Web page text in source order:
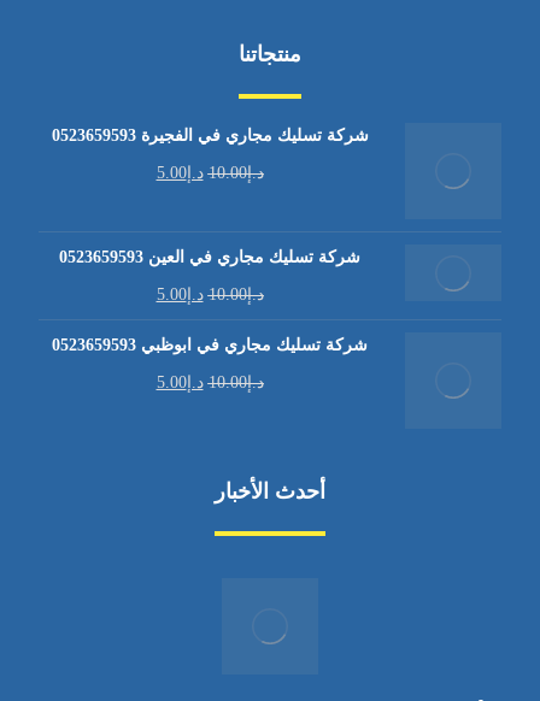
منتجاتنا
شركة تسليك مجاري في الفجيرة 0523659593
د.إ10.00 د.إ5.00
شركة تسليك مجاري في العين 0523659593
د.إ10.00 د.إ5.00
شركة تسليك مجاري في ابوظبي 0523659593
د.إ10.00 د.إ5.00
أحدث الأخبار